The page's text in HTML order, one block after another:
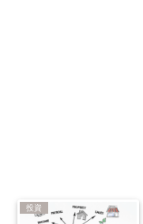
投資